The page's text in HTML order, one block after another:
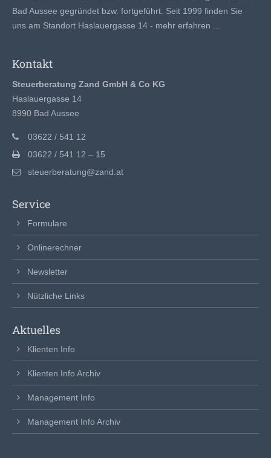
Bad Aussee gegründet bzw. fortgeführt. Seit 1999 finden Sie
uns am Standort Haslauergasse 14 - mehr erfahren ...
Kontakt
Steuerberatung Zand GmbH & Co KG
Haslauergasse 14
8990 Bad Aussee
03622 / 541 12
03622 / 541 12 – 15
steuerberatung@zand.at
Service
Formulare
Onlinerechner
Newsletter
Nützliche Links
Aktuelles
Klienten Info
Klienten Info Archiv
Management Info
Management Info Archiv